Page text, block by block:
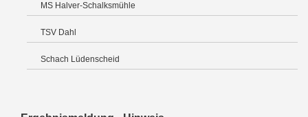
MS Halver-Schalksmühle
TSV Dahl
Schach Lüdenscheid